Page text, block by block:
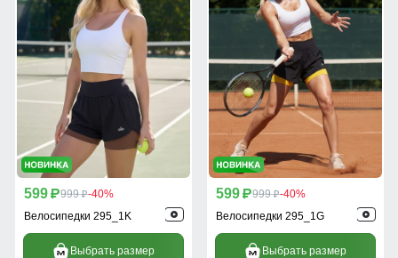
599 p999 p-40%
Велосипедки 295_1K
Выбрать размер
599 p999 p-40%
Велосипедки 295_1G
Выбрать размер